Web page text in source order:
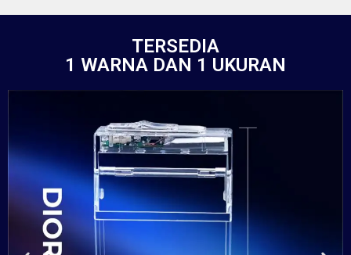
TERSEDIA
1 WARNA DAN 1 UKURAN